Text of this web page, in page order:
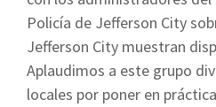
Policía de Jefferson City
Jefferson City muestran
Aplaudimos a este grupo
locales por poner en